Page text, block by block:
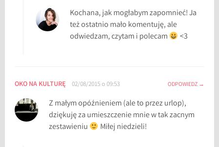
Kochana, jak mogłabym zapomnieć! Ja
też ostatnio mało komentuję, ale
odwiedzam, czytam i polecam
<3
OKO NA KULTURĘ 02/08/2015 o 09:53 ODPOWIEDZ
Z małym opóźnieniem (ale to przez urlop),
dziękuję za umieszczenie mnie w tak zacnym
zestawieniu
Miłej niedzieli!